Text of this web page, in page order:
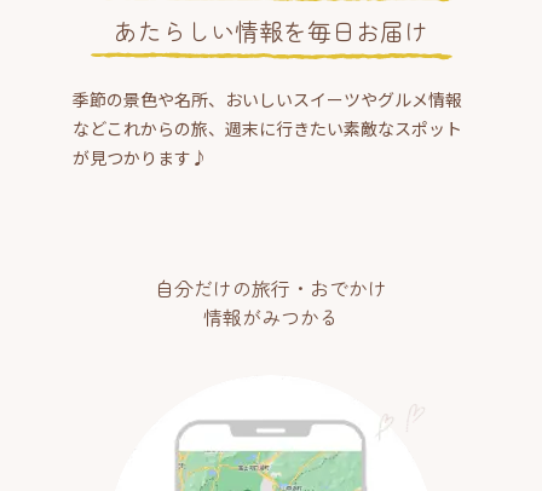
あたらしい情報を毎日お届け
季節の景色や名所、おいしいスイーツやグルメ情報
などこれからの旅、週末に行きたい素敵なスポット
が見つかります♪
自分だけの旅行・おでかけ
情報がみつかる